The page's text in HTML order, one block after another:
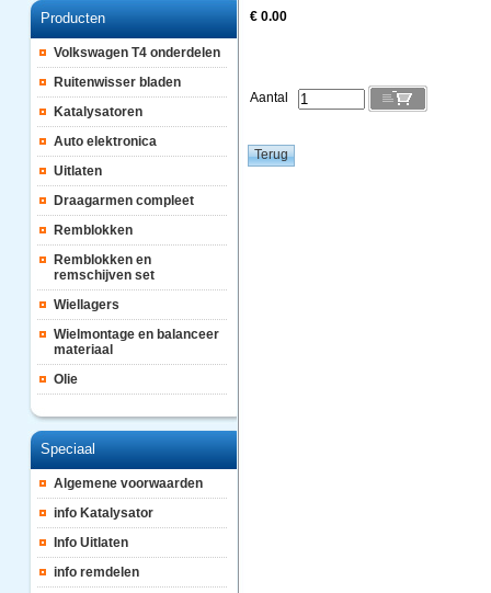
Producten
Volkswagen T4 onderdelen
Ruitenwisser bladen
Katalysatoren
Auto elektronica
Uitlaten
Draagarmen compleet
Remblokken
Remblokken en
remschijven set
Wiellagers
Wielmontage en balanceer
materiaal
Olie
Speciaal
Algemene voorwaarden
info Katalysator
Info Uitlaten
info remdelen
€ 0.00
Aantal